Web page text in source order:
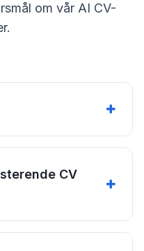
om vår AI CV-
CV